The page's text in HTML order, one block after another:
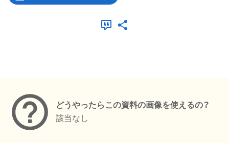
どうやったらこの資料の画像を使えるの？
該当なし